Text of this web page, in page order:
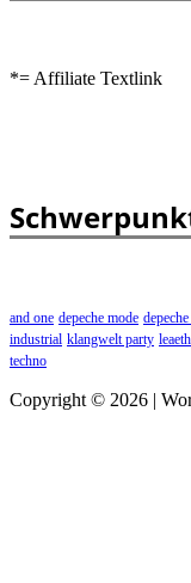
*= Affiliate Textlink
and one depeche mode
industrial klangwelt party
techno
Copyright © 2026 |